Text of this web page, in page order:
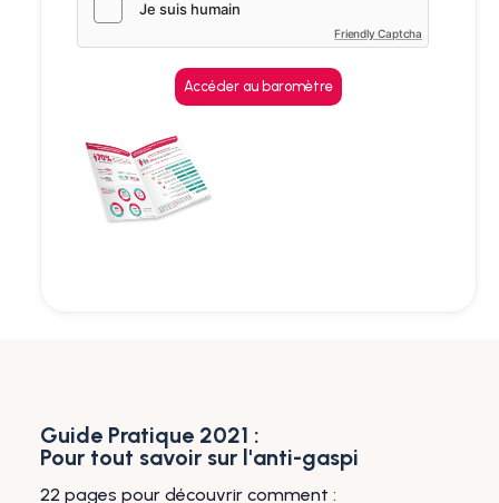
Friendly Captcha
Guide Pratique 2021 :
Pour tout savoir sur l'anti-gaspi
22 pages pour découvrir comment :